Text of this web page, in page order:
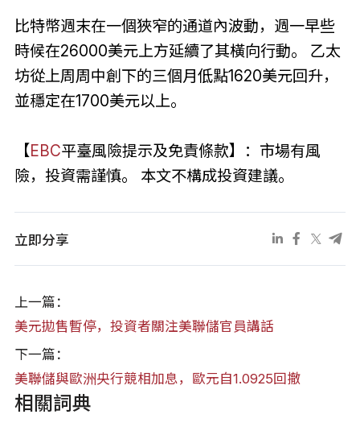
比特幣週末在一個狹窄的通道內波動，週一早些
時候在26000美元上方延續了其橫向行動。 乙太
坊從上周周中創下的三個月低點1620美元回升，
並穩定在1700美元以上。
【EBC平臺風險提示及免責條款】：市場有風
險，投資需謹慎。 本文不構成投資建議。
立即分享
上一篇：
美元拋售暫停，投資者關注美聯儲官員講話
下一篇：
美聯儲與歐洲央行競相加息，歐元自1.0925回撤
相關詞典